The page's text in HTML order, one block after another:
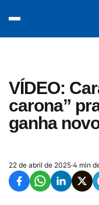
VÍDEO:
carona”
ganha
22 de abril de 2025·4 min
acontece agora
entretenimento
vídeos
pod020